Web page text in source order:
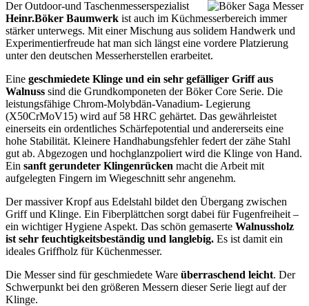
Der Outdoor-und Taschenmesserspezialist
Heinr.Böker Baumwerk ist auch im Küchmesserbereich immer
stärker unterwegs. Mit einer Mischung aus solidem Handwerk und
Experimentierfreude hat man sich längst eine vordere Platzierung
unter den deutschen Messerherstellen erarbeitet.
Eine geschmiedete Klinge und ein sehr gefälliger Griff aus
Walnuss sind die Grundkomponeten der Böker Core Serie. Die
leistungsfähige Chrom-Molybdän-Vanadium- Legierung
(X50CrMoV15) wird auf 58 HRC gehärtet. Das gewährleistet
einerseits ein ordentliches Schärfepotential und andererseits eine
hohe Stabilität. Kleinere Handhabungsfehler federt der zähe Stahl
gut ab. Abgezogen und hochglanzpoliert wird die Klinge von Hand.
Ein sanft gerundeter Klingenrücken macht die Arbeit mit
aufgelegten Fingern im Wiegeschnitt sehr angenehm.
Der massiver Kropf aus Edelstahl bildet den Übergang zwischen
Griff und Klinge. Ein Fiberplättchen sorgt dabei für Fugenfreiheit –
ein wichtiger Hygiene Aspekt. Das schön gemaserte Walnussholz
ist sehr feuchtigkeitsbeständig und langlebig. Es ist damit ein
ideales Griffholz für Küchenmesser.
Die Messer sind für geschmiedete Ware überraschend leicht. Der
Schwerpunkt bei den größeren Messern dieser Serie liegt auf der
Klinge.